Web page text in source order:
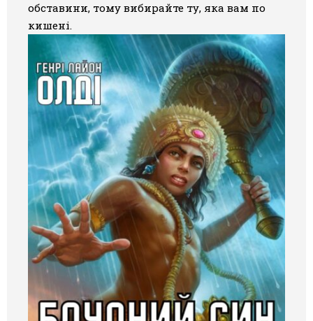
обставини, тому вибирайте ту, яка вам по
кишені.